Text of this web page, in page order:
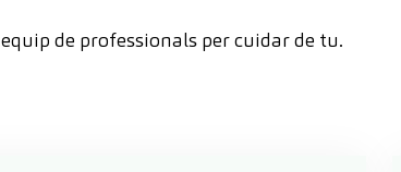
de professionals per cuidar de tu.